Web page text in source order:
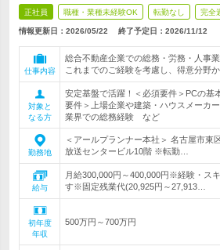
正社員 職種・業種未経験OK 転勤なし 完全
情報更新日：2026/05/22 終了予定日： 2026/11/12
仕事内容
総合不動産企業での総務・労務・人事
これまでのご経験を考慮し、得意分野
対象と
なる方
安定基盤で活躍！＜必須要件＞PCの基
要件＞上場企業や建築・ハウスメーカ
業界での総務経験 など
勤務地
＜アールプランナー本社＞ 名古屋市東
放送センタービル10階 ※転勤…
給与
月給300,000円～400,000円※経験・ス
す※固定残業代(20,925円～27,913…
初年度
年収
500万円～700万円